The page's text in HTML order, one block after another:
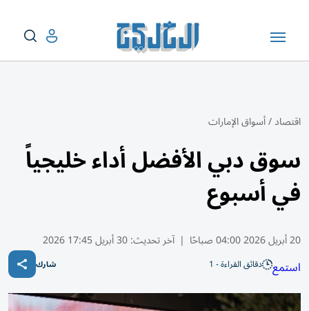
اقتصاد/أسواق الإمارات
سوق دبي الأفضل أداء خليجياً
في أسبوع
20 أبريل 2026 04:00 صباحًا | آخر تحديث:30 أبريل 17:45 2026
استمع دقائق القراءة - 1 شارك